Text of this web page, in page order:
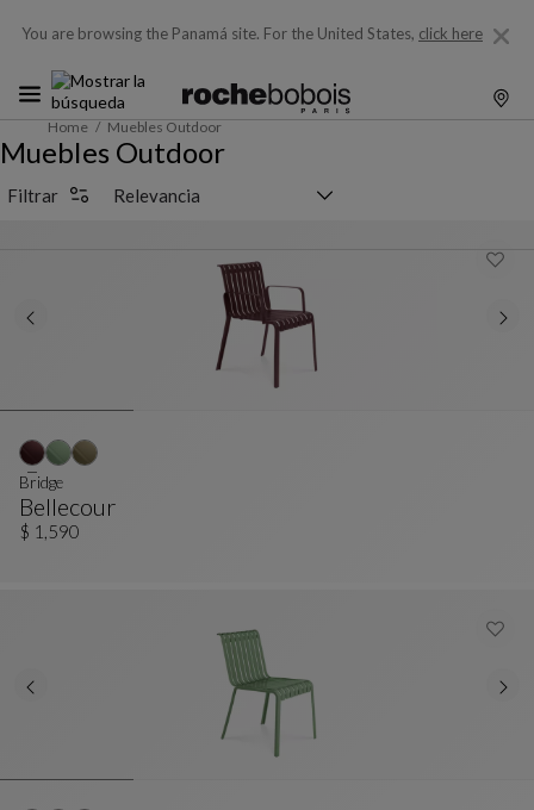
You are browsing the Panamá site. For the United States, click here
Home Muebles Outdoor
Muebles Outdoor
Filtrar
Bellecour
Bridge
Ver Descripción Completa
Bridge
$ 1,590